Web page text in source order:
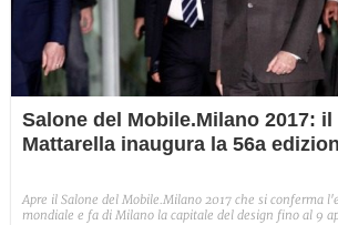
Salone del Mobile.Milano 2017:
Mattarella inaugura la 56a
Apre il Salone del Mobile.Milano 2017 che si conferma
mondiale e fa di Milano la capitale del design fino al 9